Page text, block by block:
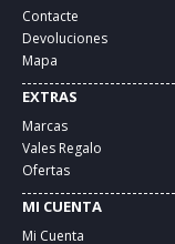
Contacte
Devoluciones
Mapa
EXTRAS
Marcas
Vales Regalo
Ofertas
MI CUENTA
Mi Cuenta